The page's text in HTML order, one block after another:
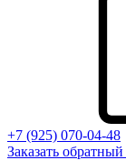
+7 (925) 070-04-48
Заказать обратный